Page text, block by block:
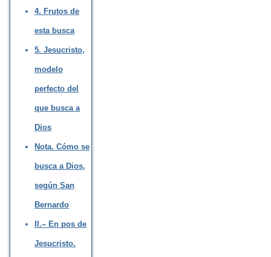
4. Frutos de
esta busca
5. Jesucristo,
modelo
perfecto del
que busca a
Dios
Nota. Cómo se
busca a Dios,
según San
Bernardo
II.– En pos de
Jesucristo.